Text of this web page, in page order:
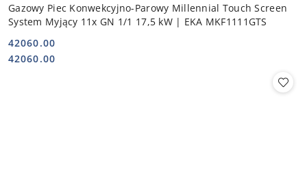
Gazowy Piec Konwekcyjno-Parowy Millennial Touch Screen
System Myjący 11x GN 1/1 17,5 kW | EKA MKF1111GTS
Cena:
42060.00
Cena:
42060.00